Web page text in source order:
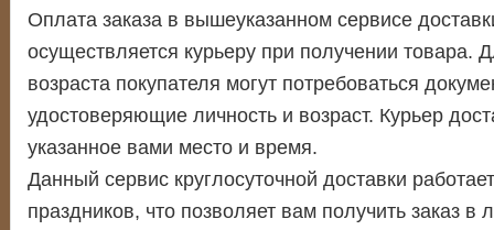
Оплата заказа в вышеуказанном сервисе
осуществляется курьеру при получении товара.
возраста покупателя могут потребоваться
удостоверяющие личность и возраст. Курьер
указанное вами место и время.
Данный сервис круглосуточной доставки
праздников, что позволяет вам получить заказ